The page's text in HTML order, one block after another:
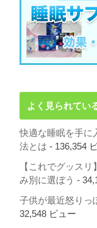
よく見られてい
快適な睡眠を手に
法とは - 136,354
【これでグッス
み別に選ぼう -
子供が最近怒りっ
32,548 ビュー